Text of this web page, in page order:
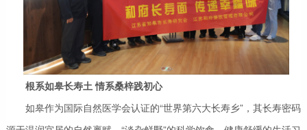
根系如皋长寿土 情系桑梓践初心
如皋作为国际自然医学会认证的“世界第六大长寿乡”，其长寿密码